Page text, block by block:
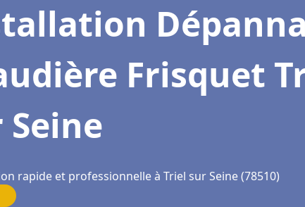
Frisquet
Seine
rapide et professionnelle à Triel sur Seine (78510)